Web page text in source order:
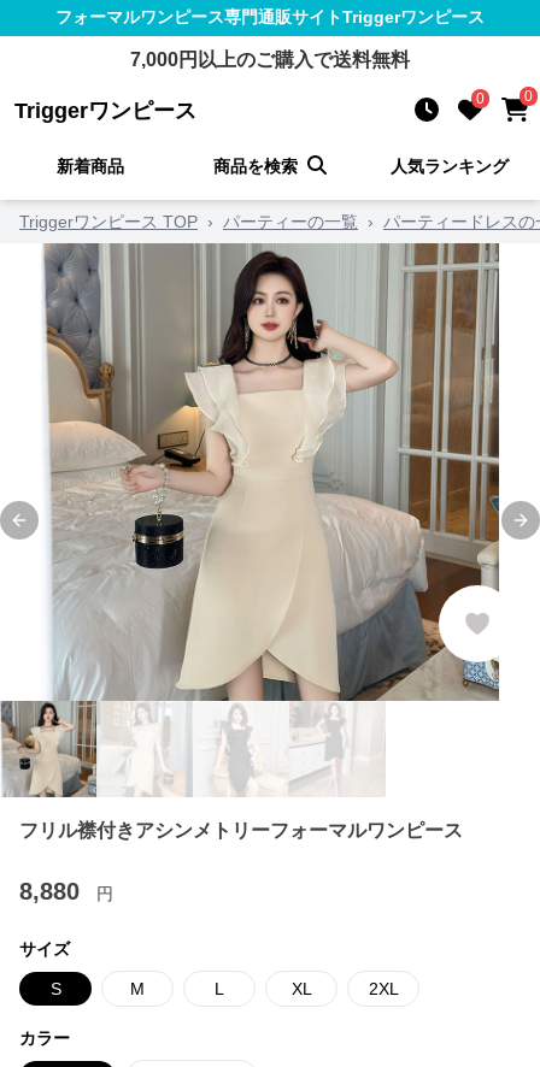
フォーマルワンピース専門通販サイトTriggerワンピース
7,000円以上のご購入で送料無料
Triggerワンピース 0 0
新着商品 商品を検索 人気ランキング
Triggerワンピース TOP › パーティーの一覧 › パーティードレスの
Previous slide
フリル襟付きアシンメトリーフォーマルワンピース
8,880 円
サイズ
S M L XL 2XL
カラー